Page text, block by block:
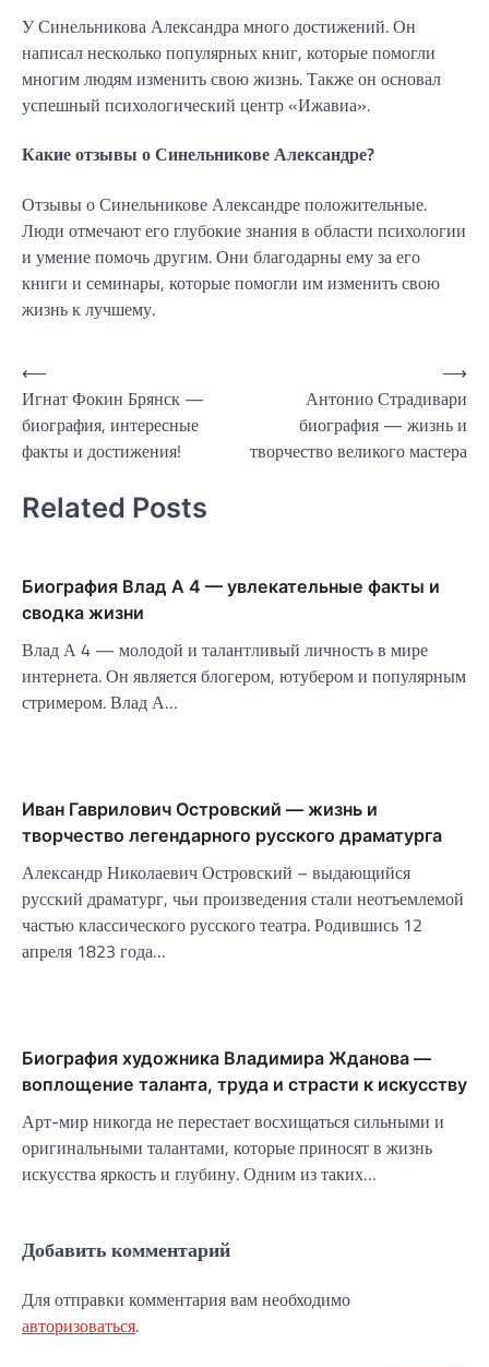
У Синельникова Александра много достижений. Он
написал несколько популярных книг, которые помогли
многим людям изменить свою жизнь. Также он основал
успешный психологический центр «Ижавиа».
Какие отзывы о Синельникове Александре?
Отзывы о Синельникове Александре положительные.
Люди отмечают его глубокие знания в области психологии
и умение помочь другим. Они благодарны ему за его
книги и семинары, которые помогли им изменить свою
жизнь к лучшему.
Навигация
по
записям
⟵
Игнат Фокин Брянск —
биография, интересные
факты и достижения!
Антонио Страдивари
биография — жизнь и
творчество великого мастера
⟶
Related Posts
Биография Влад А 4 — увлекательные факты и
сводка жизни
Влад А 4 — молодой и талантливый личность в мире
интернета. Он является блогером, ютубером и популярным
стримером. Влад А…
Иван Гаврилович Островский — жизнь и
творчество легендарного русского драматурга
Александр Николаевич Островский – выдающийся
русский драматург, чьи произведения стали неотъемлемой
частью классического русского театра. Родившись 12
апреля 1823 года…
Биография художника Владимира Жданова —
воплощение таланта, труда и страсти к искусству
Арт-мир никогда не перестает восхищаться сильными и
оригинальными талантами, которые приносят в жизнь
искусства яркость и глубину. Одним из таких…
Добавить комментарий
Для отправки комментария вам необходимо
авторизоваться.